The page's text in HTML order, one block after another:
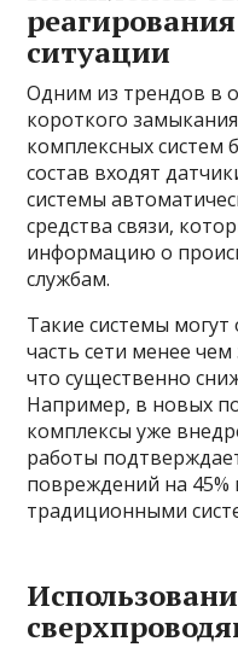
ситуации
Одним из трендов в
короткого
комплексных систем
состав входят
системы
средства связи,
информацию о
службам.
Такие системы
часть сети менее
что существенно
Например, в новых
комплексы уже
работы
повреждений на 45%
традиционными